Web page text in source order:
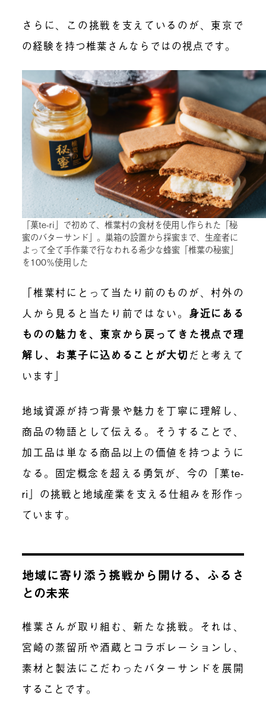
さらに、この挑戦を支えているのが、東京で
の経験を持つ椎葉さんならではの視点です。
「菓te-ri」で初めて、椎葉村の食材を使用し作られた「秘
蜜のバターサンド」。巣箱の設置から採蜜まで、生産者に
よって全て手作業で行なわれる希少な蜂蜜「椎葉の秘蜜」
を100％使用した
「椎葉村にとって当たり前のものが、村外の
人から見ると当たり前ではない。 身近にある
ものの魅力を、東京から戻ってきた視点で理
解し、お菓子に込めることが大切 だと考えて
います」
地域資源が持つ背景や魅力を丁寧に理解し、
商品の物語として伝える。そうすることで、
加工品は単なる商品以上の価値を持つように
なる。固定概念を超える勇気が、今の「菓te-
ri」の挑戦と地域産業を支える仕組みを形作っ
ています。
地域に寄り添う挑戦から開ける、ふるさ
との未来
椎葉さんが取り組む、新たな挑戦。それは、
宮崎の蒸留所や酒蔵とコラボレーションし、
素材と製法にこだわったバターサンドを展開
することです。